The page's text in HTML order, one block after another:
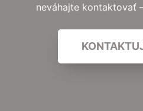
neváhajte kontaktovať